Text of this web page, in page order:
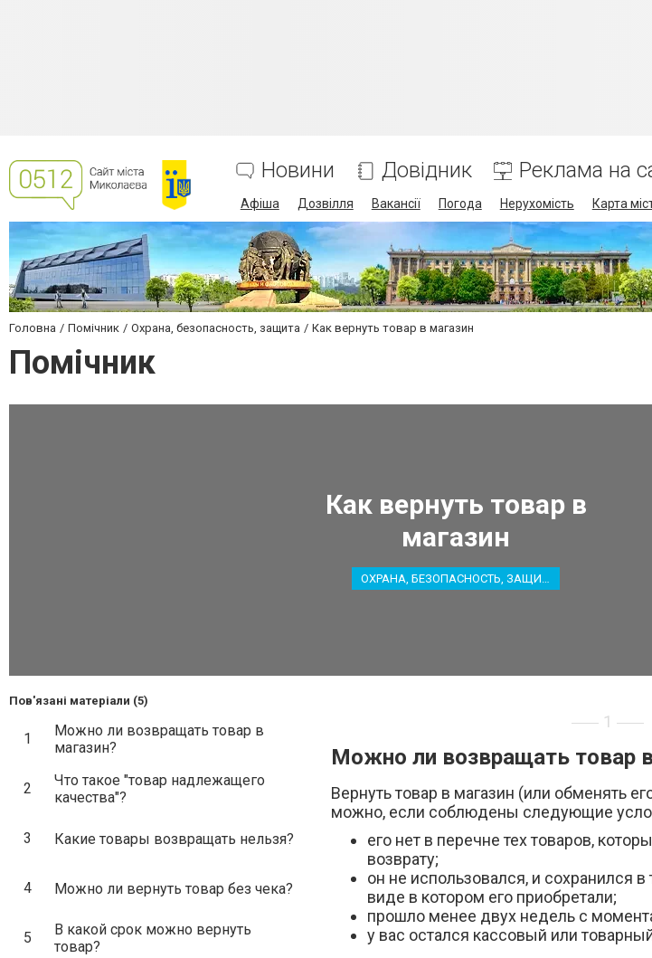
Новини Довідник Реклама на
Афіша Дозвілля Вакансії Погода Нерухомість Карта
Головна Помічник Охрана, безопасность, защита Как вернуть товар в магазин
Помічник
Как вернуть товар в
магазин
Пов'язані матеріали (5)
1
Можно ли возвращать товар в
магазин?
2
Что такое "товар надлежащего
качества"?
3 Какие товары возвращать нельзя?
4 Можно ли вернуть товар без чека?
5
В какой срок можно вернуть
товар?
1
Можно ли возвращать товар
Вернуть товар в магазин (или обменять
можно, если соблюдены следующие
его нет в перечне тех товаров,
возврату;
он не использовался, и сохранился в
виде в котором его приобретали;
прошло менее двух недель с
у вас остался кассовый или